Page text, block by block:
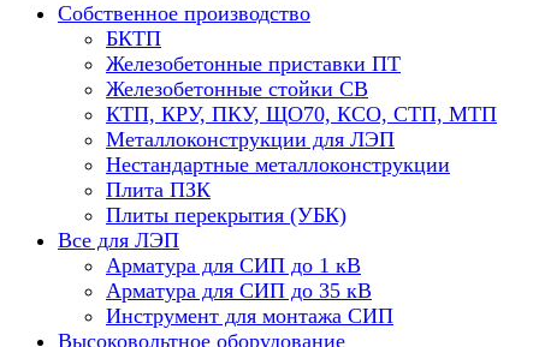
Собственное производство
БКТП
Железобетонные приставки ПТ
Железобетонные стойки СВ
КТП, КРУ, ПКУ, ЩО70, КСО, СТП, МТП
Металлоконструкции для ЛЭП
Нестандартные металлоконструкции
Плита ПЗК
Плиты перекрытия (УБК)
Все для ЛЭП
Арматура для СИП до 1 кВ
Арматура для СИП до 35 кВ
Инструмент для монтажа СИП
Высоковольтное оборудование